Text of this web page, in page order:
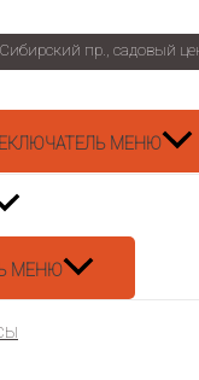
пр., садовый
МЕНЮ
МЕНЮ